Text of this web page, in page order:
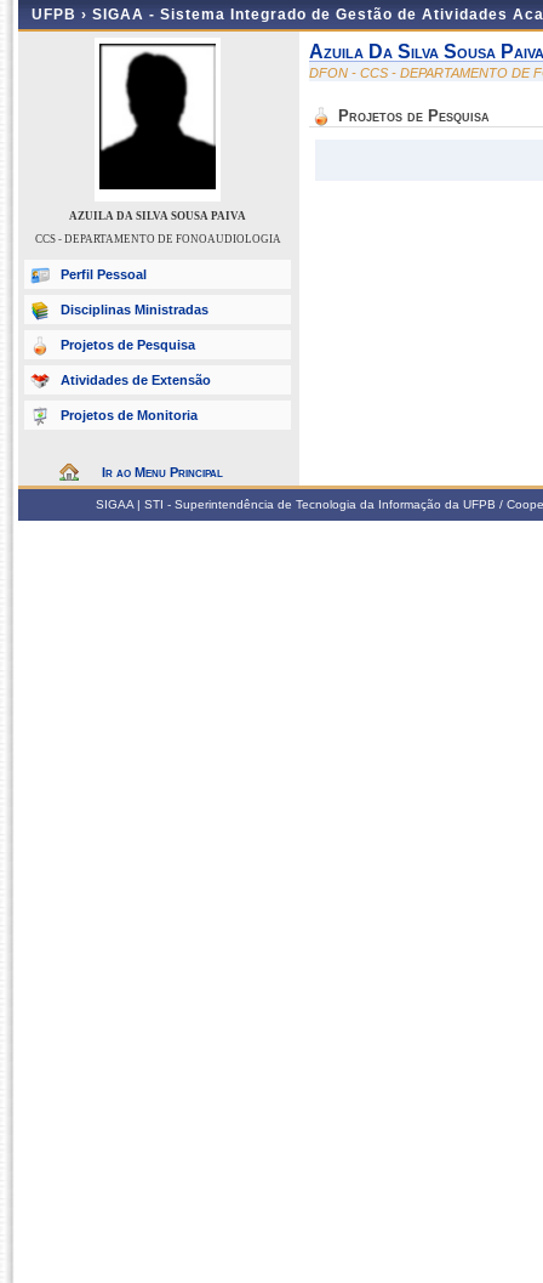
UFPB › SIGAA - Sistema Integrado de Gestão de Atividades
AZUILA DA SILVA SOUSA PAIVA
CCS - DEPARTAMENTO DE FONOAUDIOLOGIA
Perfil Pessoal
Disciplinas Ministradas
Projetos de Pesquisa
Atividades de Extensão
Projetos de Monitoria
Ir ao Menu Principal
Azuila Da Silva Sousa Paiva
DFON - CCS - DEPARTAMENTO DE
Projetos de Pesquisa
SIGAA | STI - Superintendência de Tecnologia da Informação da UFPB /